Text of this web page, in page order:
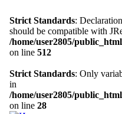
Strict Standards:
should be compatible with
/home/user2805/
on line 512
Strict Standards: Only
in
/home/user2805/
on line 28